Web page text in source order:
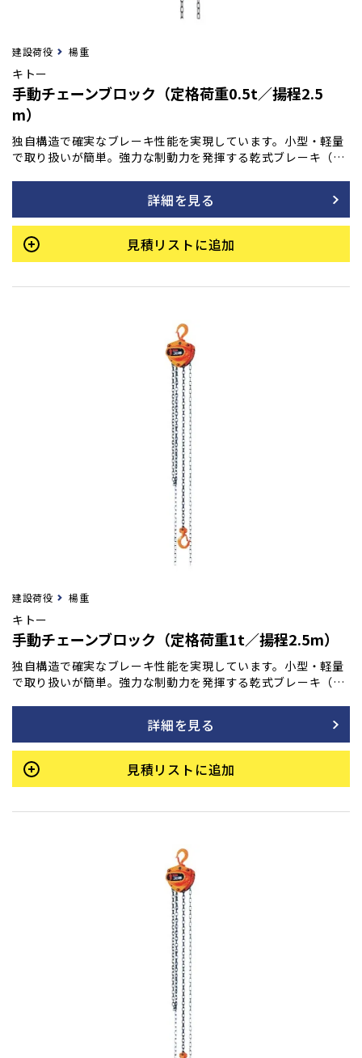
建設荷役 楊重
キトー
手動チェーンブロック（定格荷重0.5t／揚程2.5
m）
独自構造で確実なブレーキ性能を実現しています。小型・軽量
で取り扱いが簡単。強力な制動力を発揮する乾式ブレーキ（ノ
でも優れた耐久性を持ち、巻き下げ時の手動操作も常に軽く、
スムーズな動きを維持します。
詳細を見る
見積リストに追加
建設荷役 楊重
キトー
手動チェーンブロック（定格荷重1t／揚程2.5m）
独自構造で確実なブレーキ性能を実現しています。小型・軽量
で取り扱いが簡単。強力な制動力を発揮する乾式ブレーキ（ノ
でも優れた耐久性を持ち、巻き下げ時の手動操作も常に軽く、
スムーズな動きを維持します。
詳細を見る
見積リストに追加